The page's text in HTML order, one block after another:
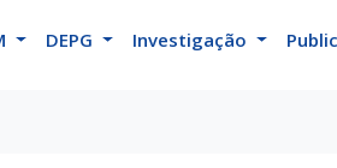
DEPG Investigação